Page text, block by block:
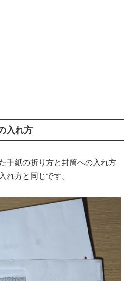
入れ方
手紙の折り方と封筒への入れ方
れ方と同じです。